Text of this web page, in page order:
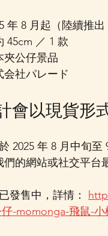
年 8 月起（陸續推出
45cm ／ 1 款
夾公仔景品
会社パレード
以現貨形
2025 年 8 月中旬
的網站或社交平台
發售中，詳情：
-momonga-飛鼠-小